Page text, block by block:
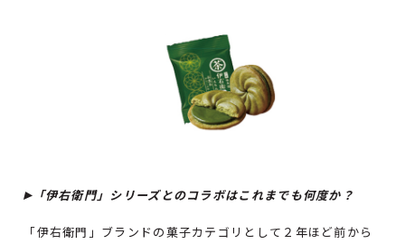
▸「伊右衛門」シリーズとのコラボはこれまでも何度か？
「伊右衛門」ブランドの菓子カテゴリとして２年ほど前から